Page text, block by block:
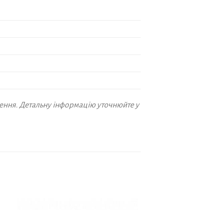
Детальну інформацію уточнюйте у